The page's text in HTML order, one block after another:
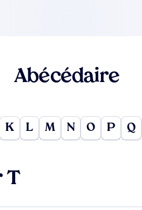
Abécédaire
K L M N O P Q
T